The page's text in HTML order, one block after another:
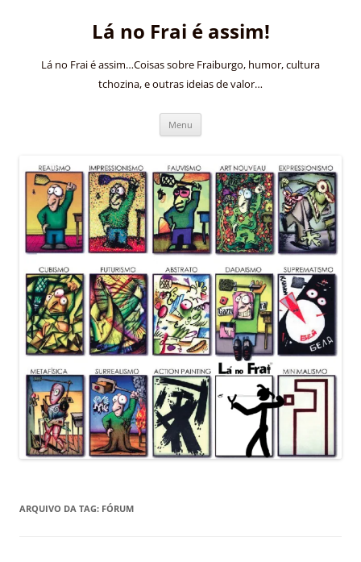
Lá no Frai é assim!
Lá no Frai é assim…Coisas sobre Fraiburgo, humor, cultura
tchozina, e outras ideias de valor…
Menu
ARQUIVO DA TAG: FÓRUM